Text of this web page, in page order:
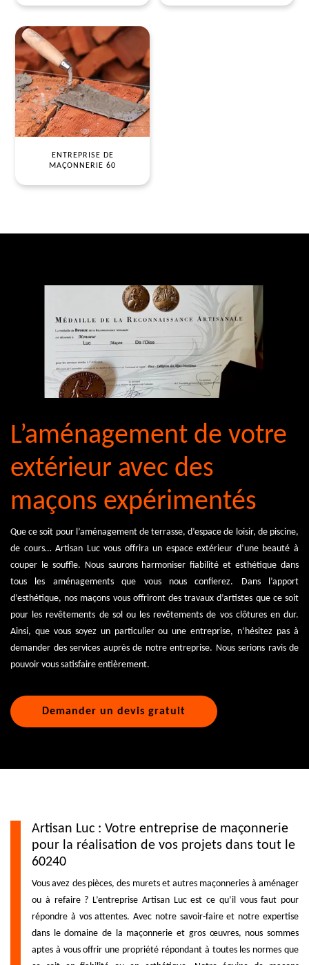
ENTREPRISE DE
MAÇONNERIE 60
L’aménagement de votre
extérieur avec des
maçons expérimentés
Que ce soit pour l’aménagement de terrasse, d’espace de loisir, de piscine,
de cours… Artisan Luc vous offrira un espace extérieur d’une beauté à
couper le souffle. Nous saurons harmoniser fiabilité et esthétique dans
tous les aménagements que vous nous confierez. Dans l’apport
d’esthétique, nos maçons vous offriront des travaux d’artistes que ce soit
pour les revêtements de sol ou les revêtements de vos clôtures en dur.
Ainsi, que vous soyez un particulier ou une entreprise, n’hésitez pas à
demander des services auprès de notre entreprise. Nous serions ravis de
pouvoir vous satisfaire entièrement.
Demander un devis gratuit
Artisan Luc : Votre entreprise de maçonnerie
pour la réalisation de vos projets dans tout le
60240
Vous avez des pièces, des murets et autres maçonneries à aménager
ou à refaire ? L’entreprise Artisan Luc est ce qu’il vous faut pour
répondre à vos attentes. Avec notre savoir-faire et notre expertise
dans le domaine de la maçonnerie et gros œuvres, nous sommes
aptes à vous offrir une propriété répondant à toutes les normes que